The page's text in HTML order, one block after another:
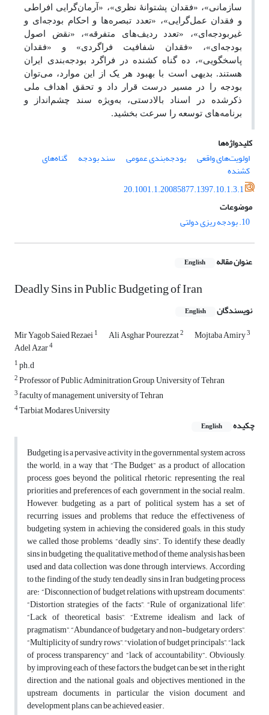
سازمانی»، «فقدان پشتوانۀ نظری»، «آرمان‌‌گرایی افراطی
و فقدان عمل‌‌گرایی»، «تعدد تبصره‌‌ها و احکام بودجه‌‌ای و
غیربودجه‌ای»، «تعدد ردیف‌های متفرقه»، «نقض اصول
بودجه‌‌ای»، «فقدان شفافیت فراگردی» و «فقدان
پاسخگویی»، ده گناه کشنده در فراگرد بودجه‌‌بندی ایران
هستند. بدیهی است با بهبود هر یک از این موارد، می‌‌توان
بودجه را در مسیر درست قرار داد و تحقق اهداف ملی
ذکرشده در اسناد بالادستی، به‌‌ویژه سند چشم‌‌انداز و
برنامه‌‌های توسعه را سرعت بخشید.
کلیدواژه‌ها
اولویت‌‌های واقعی
بودجه‌‌بندی عمومی سند بودجه گناه‌‌های
کشنده
20.1001.1.20085877.1397.10.1.3.1
موضوعات
10. بودجه ریزی دولتی
عنوان مقاله English
Deadly Sins in Public Budgeting of Iran
نویسندگان English
Mir Yagob Saied Rezaei1 Ali Asghar Pourezzat2 Mojtaba Amiry3
Adel Azar4
1ph.d
2Professor of Public Adminitration Group, University of Tehran
3faculty of management, university of Tehran
4Tarbiat Modares University
چکیده
English
Budgeting is a pervasive activity in the governmental system across
the world; in a way that “The Budget” as a product of allocation
process goes beyond the political rhetoric, representing the real
priorities and preferences of each government in the social realm.
However, budgeting as a part of political system has a set of
recurring issues and problems that reduce the effectiveness of
budgeting system in achieving the considered goals; in this study
we called those problems, “deadly sins”. To identify these deadly
sins in budgeting, the qualitative method of theme analysis has been
used and data collection was done through interviews. According
to the finding of the study, ten deadly sins in Iran budgeting process
are: “Disconnection of budget relations with upstream documents”,
“Distortion strategies of the facts”, “Rule of organizational life”,
“Lack of theoretical basis”, “Extreme idealism and lack of
pragmatism”, “Abundance of budgetary and non-budgetary orders”,
“Multiplicity of sundry rows”, “violation of budget principals”, “lack
of process transparency” and “lack of accountability”. Obviously,
by improving each of these factors, the budget can be set in the right
direction and the national goals and objectives mentioned in the
upstream documents, in particular the vision document and
development plans, can be achieved easier.